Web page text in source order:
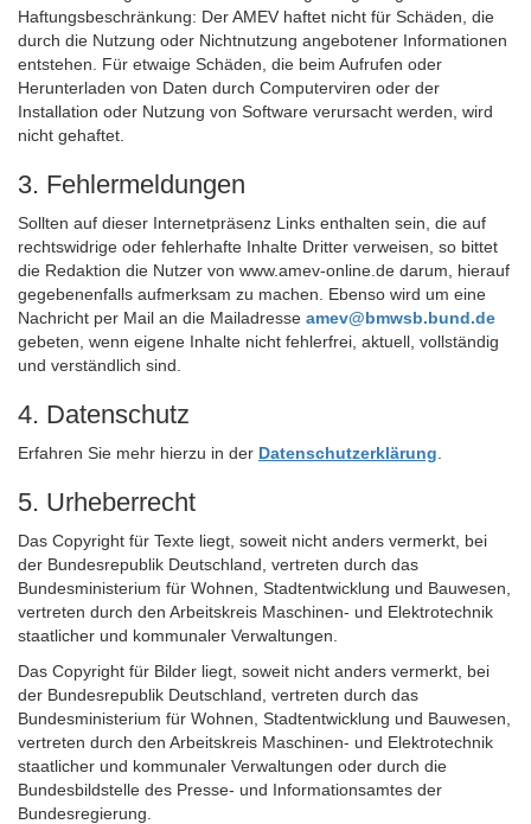
Haftungsbeschränkung: Der AMEV haftet nicht für Schäden, die
durch die Nutzung oder Nichtnutzung angebotener Informationen
entstehen. Für etwaige Schäden, die beim Aufrufen oder
Herunterladen von Daten durch Computerviren oder der
Installation oder Nutzung von Software verursacht werden, wird
nicht gehaftet.
3. Fehlermeldungen
Sollten auf dieser Internetpräsenz Links enthalten sein, die auf
rechtswidrige oder fehlerhafte Inhalte Dritter verweisen, so bittet
die Redaktion die Nutzer von www.amev-online.de darum, hierauf
gegebenenfalls aufmerksam zu machen. Ebenso wird um eine
Nachricht per Mail an die Mailadresse amev@bmwsb.bund.de
gebeten, wenn eigene Inhalte nicht fehlerfrei, aktuell, vollständig
und verständlich sind.
4. Datenschutz
Erfahren Sie mehr hierzu in der Datenschutzerklärung
5. Urheberrecht
Das Copyright für Texte liegt, soweit nicht anders vermerkt, bei
der Bundesrepublik Deutschland, vertreten durch das
Bundesministerium für Wohnen, Stadtentwicklung und Bauwesen,
vertreten durch den Arbeitskreis Maschinen- und Elektrotechnik
staatlicher und kommunaler Verwaltungen.
Das Copyright für Bilder liegt, soweit nicht anders vermerkt, bei
der Bundesrepublik Deutschland, vertreten durch das
Bundesministerium für Wohnen, Stadtentwicklung und Bauwesen,
vertreten durch den Arbeitskreis Maschinen- und Elektrotechnik
staatlicher und kommunaler Verwaltungen oder durch die
Bundesbildstelle des Presse- und Informationsamtes der
Bundesregierung